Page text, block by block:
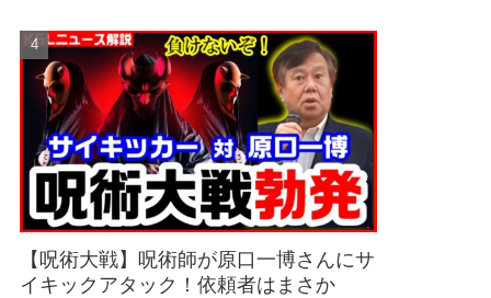
【呪術大戦】呪術師が原口一博さんにサ
イキックアタック！依頼者はまさか